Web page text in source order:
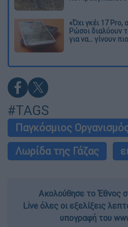
«Όχι γκέι 17 Pro,
Ρώσοι διαλύουν
για να... γίνουν
#TAGS
Παγκόσμιος
Λωρίδα της Γάζας
Ακολούθησε το Έθνος
Live όλες οι εξελίξεις
υπογραφή του